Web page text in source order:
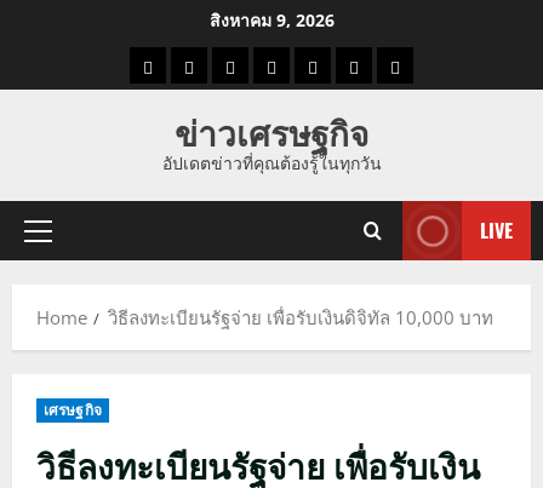
สิงหาคม 9, 2026
ราคาแนว
ราคา
ทอง
ข่าว
นี้
ข่าว
ดูด
ที่
ผู้ชาย
ข่าวเศรษฐกิจ
อัปเดตข่าวที่คุณต้องรู้ในทุกวัน
Primary
LIVE
Home วิธีลงทะเบียนรัฐจ่าย เพื่อรับเงินดิจิทัล 10,000 บาท
เศรษฐกิจ
วิธีลงทะเบียนรัฐจ่าย เพื่อรับเงิน